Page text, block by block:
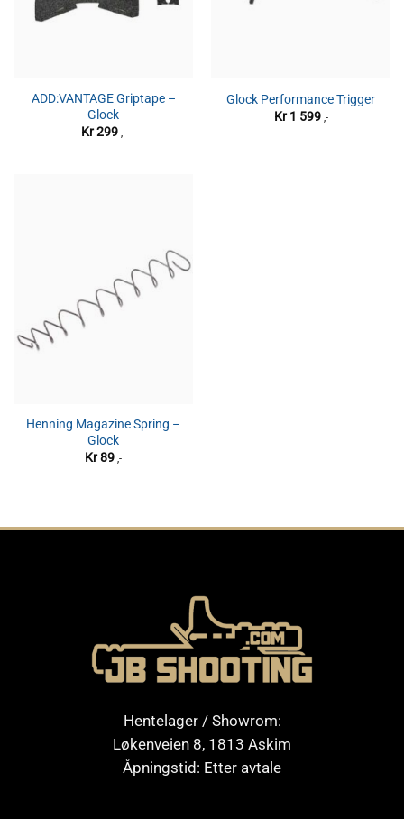
ADD:VANTAGE Griptape –
Glock
Kr299 ,-
Glock Performance Trigger
Kr1 599 ,-
Henning Magazine Spring –
Glock
Kr89 ,-
Hentelager / Showrom:
Løkenveien 8, 1813 Askim
Åpningstid: Etter avtale